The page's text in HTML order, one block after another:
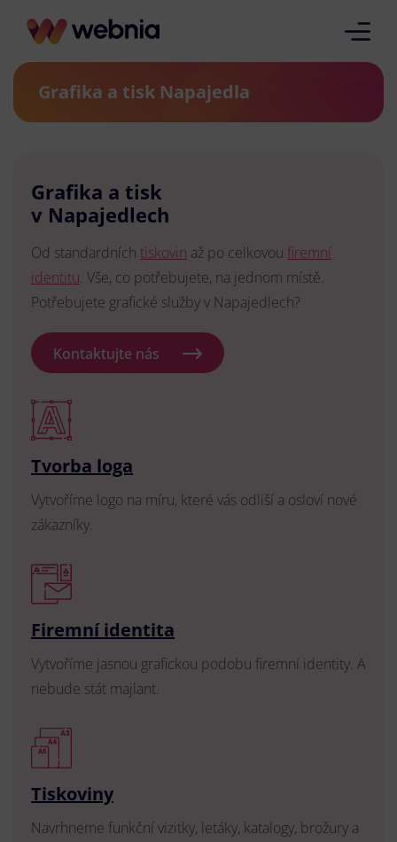
Grafika a tisk Napajedla
Grafika a tisk
v Napajedlech
Od standardních tiskovin až po celkovou firemní
identitu. Vše, co potřebujete, na jednom místě.
Potřebujete grafické služby v Napajedlech?
Kontaktujte nás
Tvorba loga
Vytvoříme logo na míru, které vás odliší a osloví nové
zákazníky.
Firemní identita
Vytvoříme jasnou grafickou podobu firemní identity. A
nebude stát majlant.
Tiskoviny
Navrhneme funkční vizitky, letáky, katalogy, brožury a